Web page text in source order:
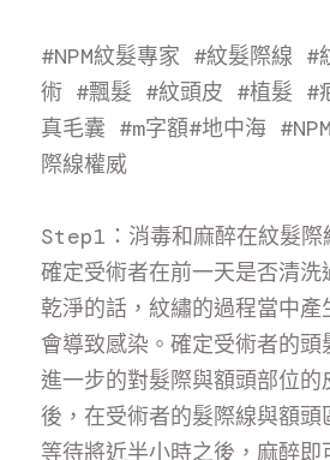
#NPM紋髮專家 #紋髮際線 #
術 #飄髮 #紋頭皮 #植髮 #
真毛囊 #m字額#地中海
際線權威
Step1：消毒和麻醉在紋髮際
確定受術者在前一天是否清洗
乾淨的話，紋繡的過程當中
會導致感染。確定受術者的
進一步的對髮際與額頭部位
後，在受術者的髮際線與額頭
等待將近半小時之後，麻醉